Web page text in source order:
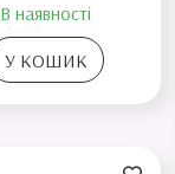
В наявності
У КОШИК